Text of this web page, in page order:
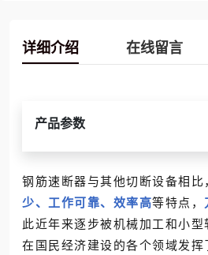
详细介绍 在线留言
产品参数
钢筋速断器与其他切断设备相比
少、工作可靠、效率高等特点，
此近年来逐步被机械加工和小型
在国民经济建设的各个领域发